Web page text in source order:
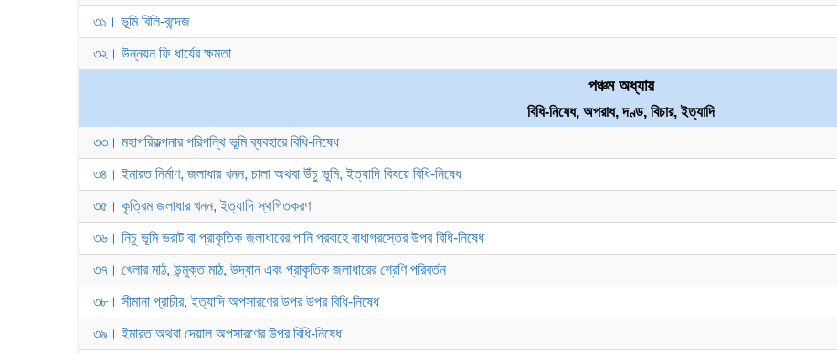
৩১। ভূমি বিলি-বন্দেজ
৩২। উন্নয়ন ফি ধার্যের ক্ষমতা
পঞ্চম অধ্যায়
বিধি-নিষেধ, অপরাধ, দণ্ড, বিচার, ইত্যাদি
৩৩। মহাপরিকল্পনার পরিপন্থি ভূমি ব্যবহারে বিধি-নিষেধ
৩৪। ইমারত নির্মাণ, জলাধার খনন, চালা অথবা উঁচু ভূমি, ইত্যাদি বিষয়ে বিধি-নিষেধ
৩৫। কৃত্রিম জলাধার খনন, ইত্যাদি স্থগিতকরণ
৩৬। নিচু ভূমি ভরাট বা প্রাকৃতিক জলাধারের পানি প্রবাহে বাধাগ্রস্তের উপর বিধি-নিষেধ
৩৭। খেলার মাঠ, উন্মুক্ত মাঠ, উদ্যান এবং প্রাকৃতিক জলাধারের শ্রেণি পরিবর্তন
৩৮। সীমানা প্রাচীর, ইত্যাদি অপসারণের উপর উপর বিধি-নিষেধ
৩৯। ইমারত অথবা দেয়াল অপসারণের উপর বিধি-নিষেধ